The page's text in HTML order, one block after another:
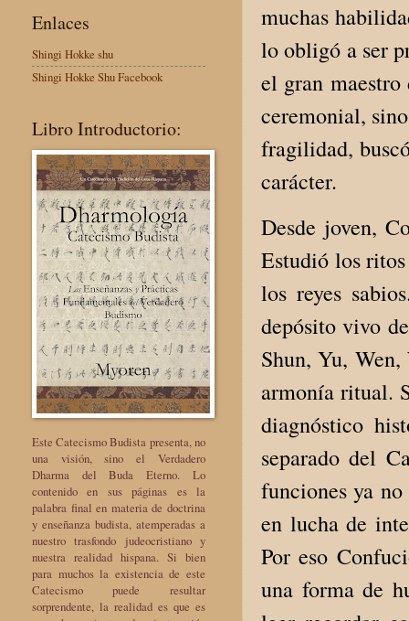
muchas
lo obligó a ser
el gran
ceremonial,
fragilidad,
carácter.
Desde joven,
Estudió los
los reyes
depósito vivo
Shun, Yu,
armonía ritual.
diagnóstico
separado del
funciones ya
en lucha de
Por eso
una forma de
Enlaces
Shingi Hokke shu
Shingi Hokke Shu Facebook
Libro Introductorio:
Este Catecismo Budista presenta, no
una visión, sino el Verdadero
Dharma del Buda Eterno. Lo
contenido en sus páginas es la
palabra final en materia de doctrina
y enseñanza budista, atemperadas a
nuestro trasfondo judeocristiano y
nuestra realidad hispana. Si bien
para muchos la existencia de este
Catecismo puede resultar
sorprendente, la realidad es que es